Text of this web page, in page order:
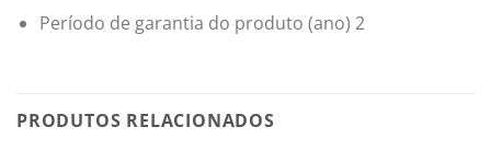
Período de garantia do produto (ano) 2
PRODUTOS RELACIONADOS